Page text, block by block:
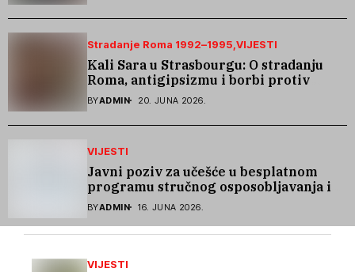
Stradanje Roma 1992–1995 VIJESTI
Kali Sara u Strasbourgu: O stradanju
Roma, antigipsizmu i borbi protiv
govora mržnje
BYADMIN 20. JUNA 2026.
VIJESTI
Javni poziv za učešće u besplatnom
programu stručnog osposobljavanja i
podrške pri zapošljavanju
BYADMIN 16. JUNA 2026.
VIJESTI